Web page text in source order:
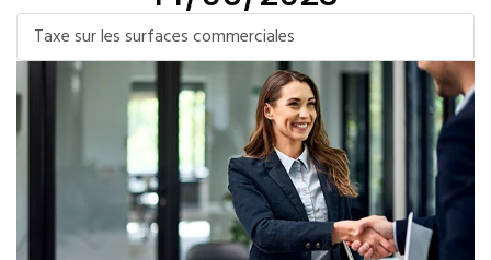
Taxe sur les surfaces commerciales